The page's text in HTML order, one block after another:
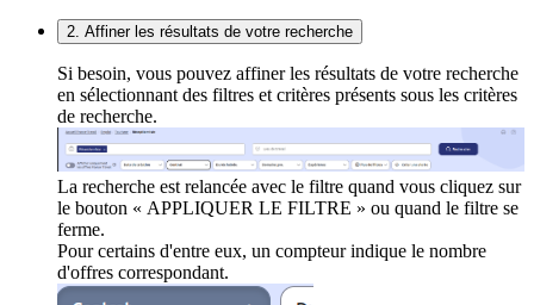
2. Affiner les résultats de votre recherche
Si besoin, vous pouvez affiner les résultats de votre recherche
en sélectionnant des filtres et critères présents sous les critères
de recherche.
La recherche est relancée avec le filtre quand vous cliquez sur
le bouton « APPLIQUER LE FILTRE » ou quand le filtre se
ferme.
Pour certains d'entre eux, un compteur indique le nombre
d'offres correspondant.